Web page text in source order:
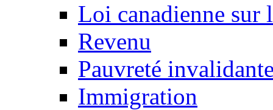
Loi canadienne sur
Revenu
Pauvreté
Immigration